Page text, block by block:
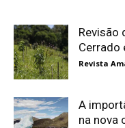
Revisão
Cerrado
Revista
A
na nova